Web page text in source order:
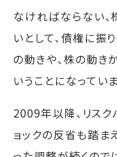
なければならない
いとして、債権に振
の動きや、株の動き
いうことになっていま
2009年以降、リスク
ョックの反省も踏ま